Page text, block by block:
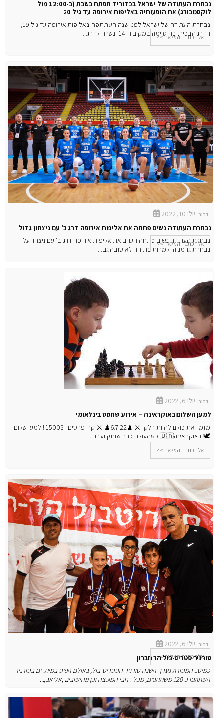
נבחרת העתודה של ישראל בכדוריד תפתח בשבת (ב-12:00 מול
לוקסמבורג) את הופעותיה באליפות אירופה עד גיל 20
הדרג הבכיר, בה סיימה במקום ה-14 ונשרה לדרג...
אל הכתבה המלאה >>
דרור
יולי 10, 2022
נבחרת העתודה נשים פתחה את אליפות אירופה דרג ב' עם ניצחון גדול
נבחרת העתודה נשים פתחה הערב את אליפות אירופה דרג ב' עם ניצחון על
נבחרת גרמניה. למרות פתיחה לא טובה גם...
אל הכתבה המלאה >>
דרור
יולי 6, 2022
למען השלום באוקראינה – אירוע שחמט בינלאומי
מזמין את כולם להיות חלק! ⚔ ♟6.7.22♟ ⚔ קרן פרסים : 1500$ ! למען שלום
🕊️ באוקראינה🇺🇦 כשהעולם כבר שותק ועבר...
אל הכתבה המלאה >>
דרור
יולי 6, 2022
טורניר סטריט-בול הר חברון
כמיטב המסורת נערך השנה טורניר הסטריט-בול, באולם הפיס במיתרים בטורניר
השתתפו כ 120 משתתפים, מכל רחבי המועצה וכן מהישובים ,אליאב,...
אל הכתבה המלאה >>